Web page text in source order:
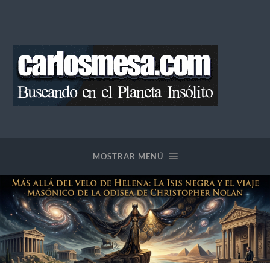
MOSTRAR MENÚ